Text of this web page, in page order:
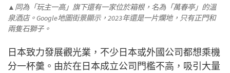
▲同為「玩主一高」旗下還有一家位於箱根，名為「萬春亭」的溫
泉酒店。Google地圖街景顯示，2023年還是一片爛地，只有正門和
兩隻石獅子。
日本致力發展觀光業，不少日本或外國公司都想乘機
分一杯羹。由於在日本成立公司門檻不高，吸引大量